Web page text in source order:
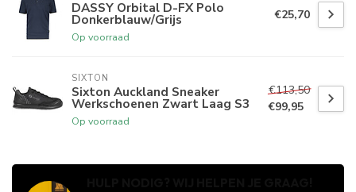
DASSY Orbital D-FX Polo
Donkerblauw/Grijs
Op voorraad
€25,70
SIXTON
Sixton Auckland Sneaker
Werkschoenen Zwart Laag S3
Op voorraad
€113,50
€99,95